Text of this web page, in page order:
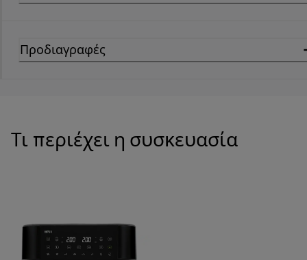
Προδιαγραφές
Τι περιέχει η συσκευασία